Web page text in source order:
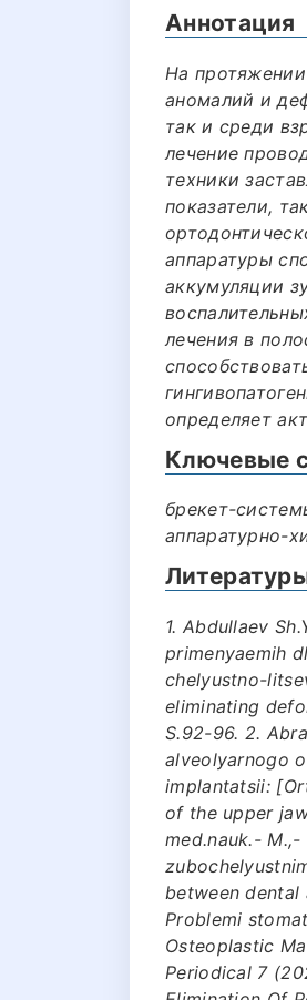
Аннотация
На
аномалий и
так и среди
лечение
техники
показатели,
аппаратуры
аккумуляции
лечения в
определяет
Ключевые
брекет-
аппаратурно-
1. Аbdullаеv
primеnyaеmih
chеlyustnо-
eliminating
S.92-96. 2.
аlvеоlyarnоgо
implаntаtsii:
of the upper
mеd.nаuk.-
between dental
Prоblеmi
Osteoplastic
Periodical 7